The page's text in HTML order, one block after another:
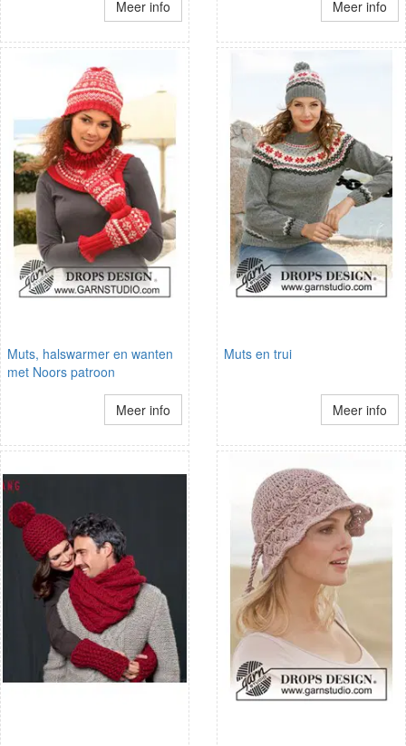
Meer info Meer info
Muts, halswarmer en wanten
met Noors patroon
Meer info
Muts en trui
Meer info